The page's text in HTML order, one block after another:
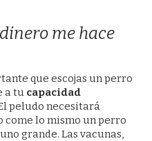
me hace
que escojas un perro
a tu capacidad
peludo necesitará
come lo mismo un perro
grande. Las vacunas,